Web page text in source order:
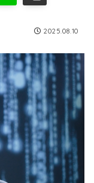
2025.08.10